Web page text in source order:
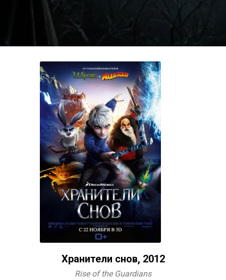
Хранители снов, 2012
Rise of the Guardians